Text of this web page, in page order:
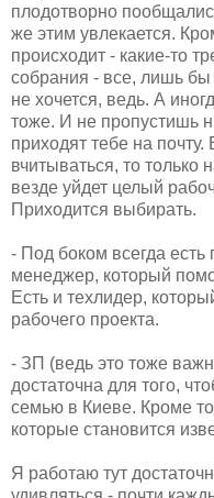
плодотворно
же этим увлекается.
происходит - какие-то
собрания - все, лишь бы
не хочется, ведь. А
тоже. И не пропустишь
приходят тебе на
вчитываться, то только
везде уйдет целый
Приходится выбирать.
- Под боком всегда
менеджер, который
Есть и техлидер,
рабочего проекта.
- ЗП (ведь это тоже
достаточна для того,
семью в Киеве. Кроме
которые становится
Я работаю тут